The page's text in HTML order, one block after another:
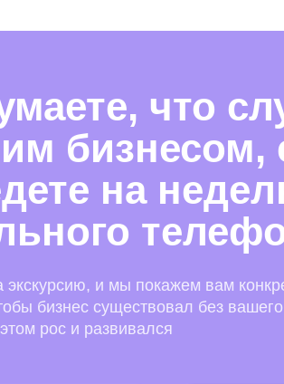
что
бизнесом,
на
экскурсию, и мы покажем вам
бизнес существовал без
рос и развивался